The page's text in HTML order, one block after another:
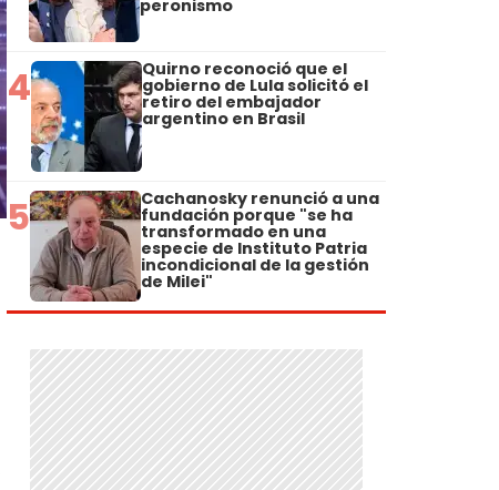
peronismo
4 Quirno reconoció que el
gobierno de Lula solicitó el
retiro del embajador
argentino en Brasil
5 Cachanosky renunció a una
fundación porque "se ha
transformado en una
especie de Instituto Patria
incondicional de la gestión
de Milei"